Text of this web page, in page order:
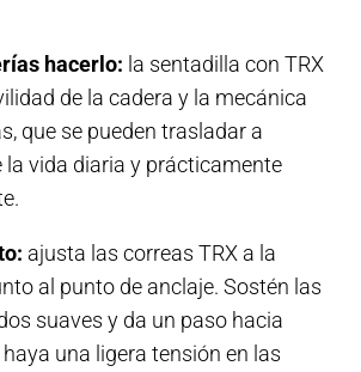
hacerlo: la sentadilla con TRX
de la cadera y la mecánica
que se pueden trasladar a
vida diaria y prácticamente
ajusta las correas TRX a la
al punto de anclaje. Sostén las
suaves y da un paso hacia
una ligera tensión en las